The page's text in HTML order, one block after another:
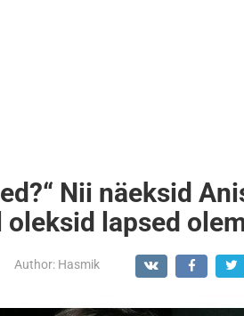
Nii näeksid
lapsed
Author: Hasmik